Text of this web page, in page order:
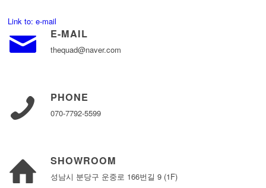
Link to: e-mail
E-MAIL
thequad@naver.com
PHONE
070-7792-5599
SHOWROOM
성남시 분당구 운중로 166번길 9 (1F)